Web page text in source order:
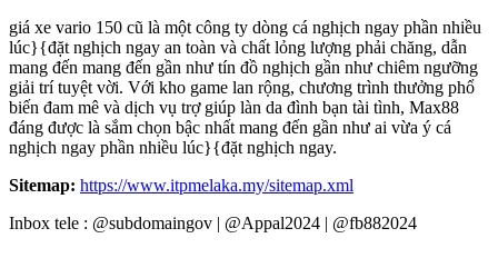
giá xe vario 150 cũ là một công ty dòng cá nghịch ngay phần nhiều
lúc}{đặt nghịch ngay an toàn và chất lỏng lượng phải chăng, dẫn
mang đến mang đến gần như tín đồ nghịch gần như chiêm ngưỡng
giải trí tuyệt vời. Với kho game lan rộng, chương trình thưởng phổ
biến đam mê và dịch vụ trợ giúp làn da đình bạn tài tình, Max88
đáng được là sắm chọn bậc nhất mang đến gần như ai vừa ý cá
nghịch ngay phần nhiều lúc}{đặt nghịch ngay.
Sitemap: https://www.itpmelaka.my/sitemap.xml
Inbox tele : @subdomaingov | @Appal2024 | @fb882024